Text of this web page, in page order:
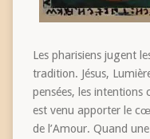
Les pharisiens jugent
tradition. Jésus,
pensées, les intentions
est venu apporter le
de l’Amour. Quand